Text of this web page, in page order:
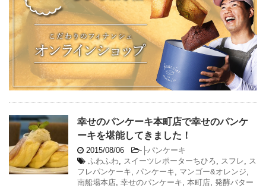
幸せのパンケーキ本町店で幸せのパンケ
ーキを堪能してきました！
2015/08/06 - ├パンケーキ
ふわふわ, スイーツレポーターちひろ , スフレ, ス
フレパンケーキ, パンケーキ, マンゴー&オレンジ,
南船場本店, 幸せのパンケーキ, 本町店, 発酵バター